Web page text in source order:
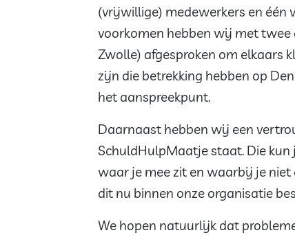
(vrijwillige) medewerkers en één
voorkomen hebben wij met twee
Zwolle) afgesproken om elkaars
zijn die betrekking hebben op
het aanspreekpunt.
Daarnaast hebben wij een
SchuldHulpMaatje staat. Die
waar je mee zit en waarbij je
dit nu binnen onze organisatie
We hopen natuurlijk dat